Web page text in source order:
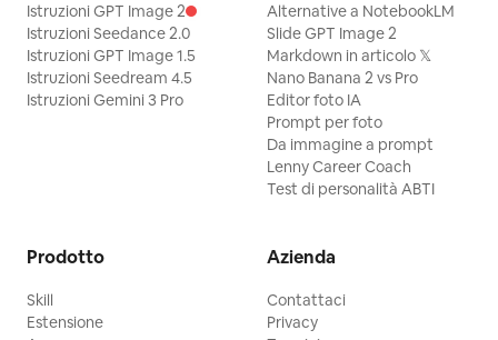
Istruzioni GPT Image 2
Istruzioni Seedance 2.0
Istruzioni GPT Image 1.5
Istruzioni Seedream 4.5
Istruzioni Gemini 3 Pro
Alternative a NotebookLM
Slide GPT Image 2
Markdown in articolo 𝕏
Nano Banana 2 vs Pro
Editor foto IA
Prompt per foto
Da immagine a prompt
Lenny Career Coach
Test di personalità ABTI
Prodotto
Skill
Estensione
Azienda
Contattaci
Privacy